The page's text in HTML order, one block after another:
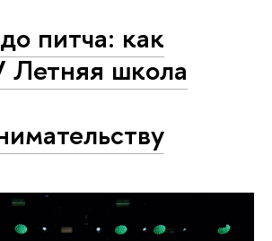
питча: как
Летняя школа